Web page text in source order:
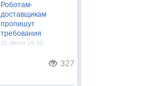
Роботам-
доставщикам
пропишут
требования
31 Июля 18:32
327